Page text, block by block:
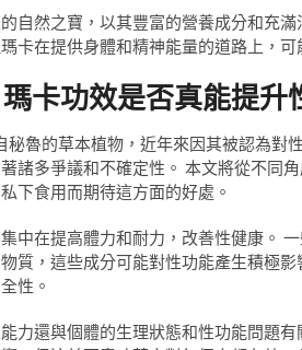
自然之寶，以其豐富的營養成分和充
卡在提供身體和精神能量的道路上，
卡功效是否真能提升
魯的草本植物，近年來因其被認為對
諸多爭議和不確定性。 本文將從不同
下食用而期待這方面的好處。
中在提高體力和耐力，改善性健康。
質，這些成分可能對性功能產生積極
性。
力還與個體的生理狀態和性功能問題